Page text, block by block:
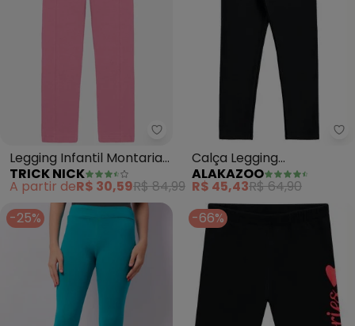
Trick Nick - Legging Infantil
Legging Infantil Montaria
Molecotton (Rosa)
TRICK NICK
A partir deR$ 30,59R$ 84,99
Calça Legging
Molecotton (Preto)
ALAKAZOO
R$ 45,43R$ 64,90
-25%
-66%